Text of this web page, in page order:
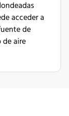
acceder a
de
aire